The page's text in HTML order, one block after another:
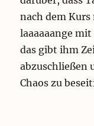
nach dem Kurs
laaaaaange
das gibt ihm
abzuschließen
Chaos zu